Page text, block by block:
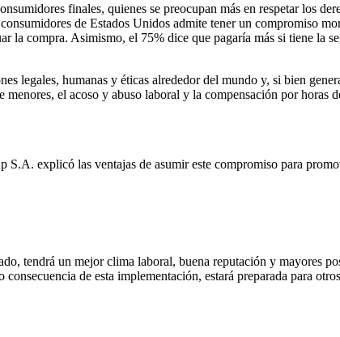
finales, quienes se preocupan más en respetar los
de Estados Unidos admite tener un compromiso
la compra. Asimismo, el 75% dice que pagaría más si tiene la
legales, humanas y éticas alrededor del mundo y, si bien
el acoso y abuso laboral y la compensación por horas
explicó las ventajas de asumir este compromiso para
tendrá un mejor clima laboral, buena reputación y mayores
de esta implementación, estará preparada para